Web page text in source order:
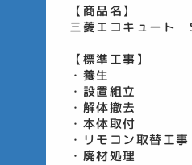
【商品名】
三菱エコキュート
【標準工事】
・養生
・設置組立
・解体撤去
・本体取付
・リモコン取替工事
・廃材処理